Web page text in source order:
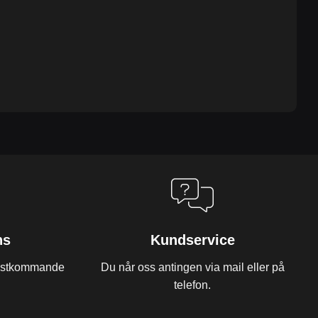
Kundservice
Du når oss antingen via mail eller på
telefon.